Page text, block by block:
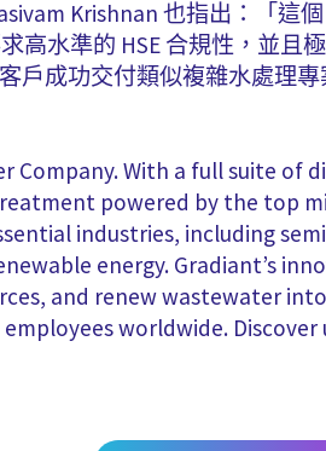
Krishnan 也指出：「這
高水準的 HSE 合規性，並
戶成功交付類似複雜水處理專
Company. With a full suite
powered by the top
industries, including
energy. Gradiant’s
and renew wastewater
worldwide. Discover